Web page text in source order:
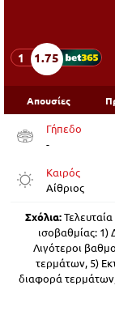
1 1.75
Απουσίες
Γήπεδο
-
Καιρός
Αίθριος
Σχόλια:
ισοβαθμίας:
Λιγότεροι
τερμάτων, 5)
διαφορά